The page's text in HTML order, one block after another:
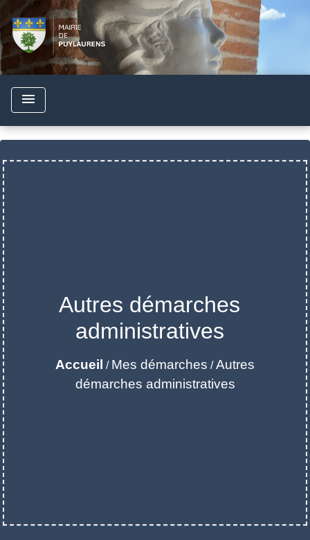
menu
Autres démarches
administratives
Accueil / Mes démarches /Autres
démarches administratives